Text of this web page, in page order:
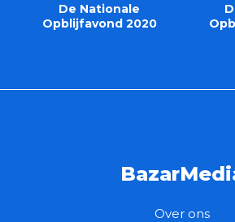
De Nationale
Opblijfavond 2020
Over ons